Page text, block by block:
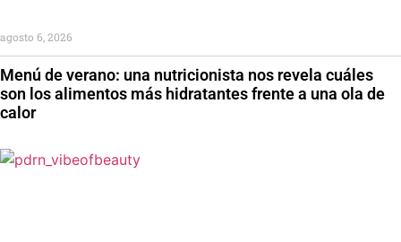
Menú de verano: una nutricionista nos revela cuáles
son los alimentos más hidratantes frente a una ola de
calor
agosto 6, 2026